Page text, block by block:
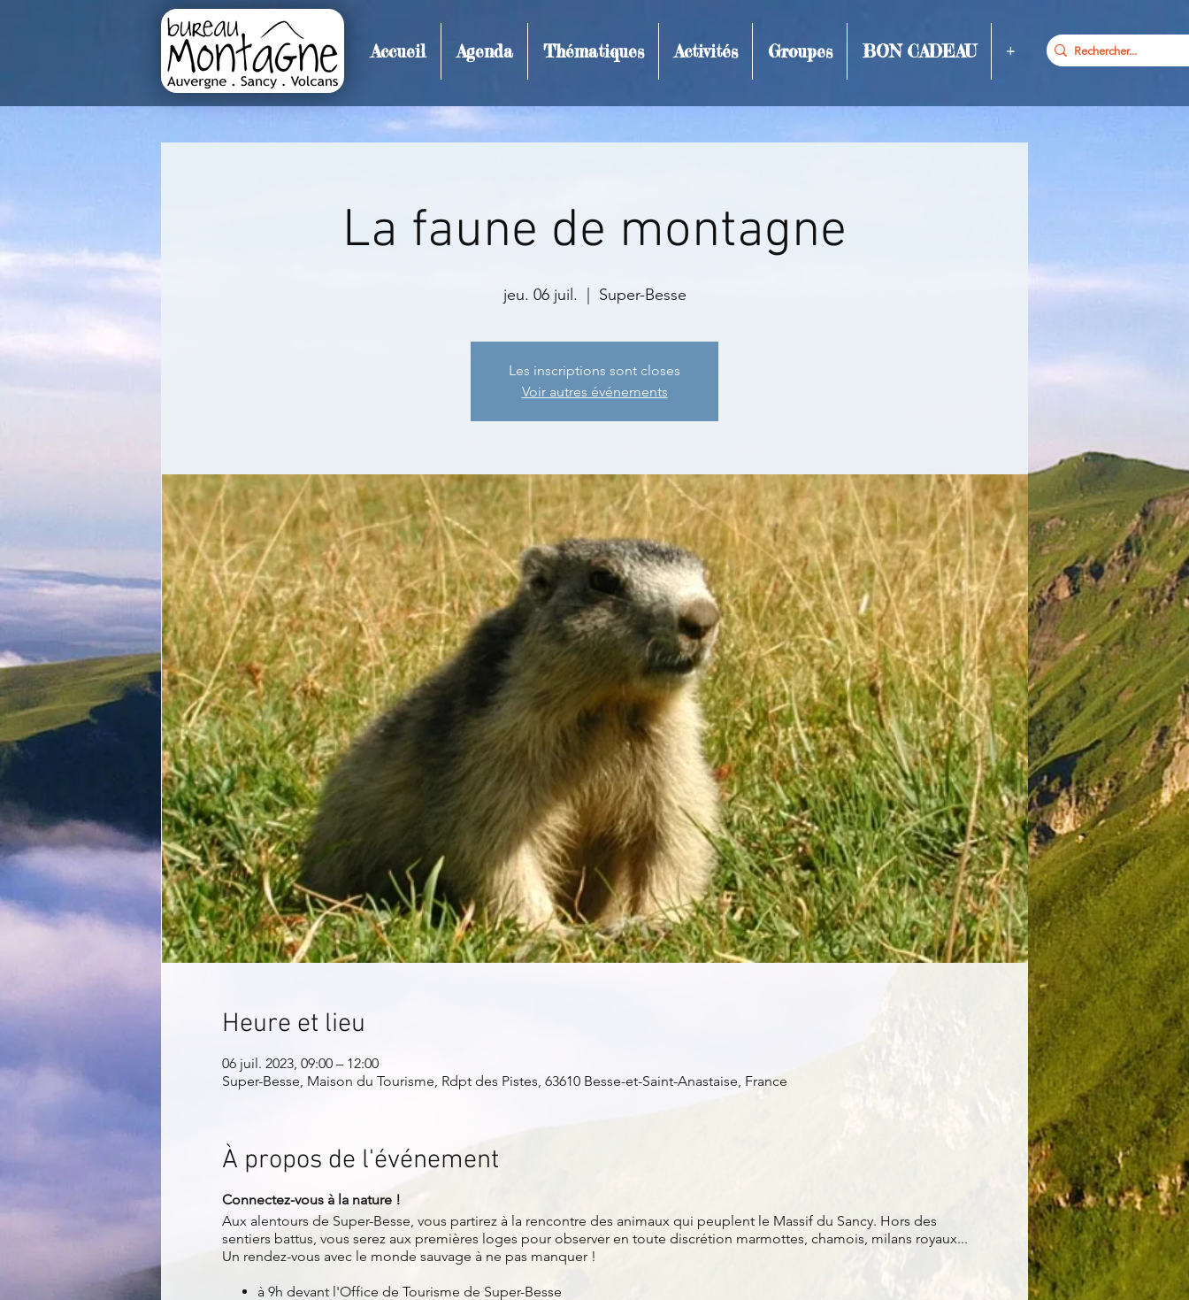
Accueil Agenda Thématiques Activités Groupes BON CADEAU +
Détails de l'événement et inscription
La faune de montagne
jeu. 06 juil. Super-Besse
Les inscriptions sont closes
Voir autres événements
Heure et lieu
06 juil. 2023, 09:00 – 12:00
Super-Besse, Maison du Tourisme, Rdpt des Pistes, 63610 Besse-et-Saint-Anastaise, France
À propos de l'événement
Connectez-vous à la nature !
Aux alentours de Super-Besse, vous partirez à la rencontre des animaux qui peuplent le Massif du Sancy. Hors des
sentiers battus, vous serez aux premières loges pour observer en toute discrétion marmottes, chamois, milans royaux...
Un rendez-vous avec le monde sauvage à ne pas manquer !
à 9h devant l'Office de Tourisme de Super-Besse